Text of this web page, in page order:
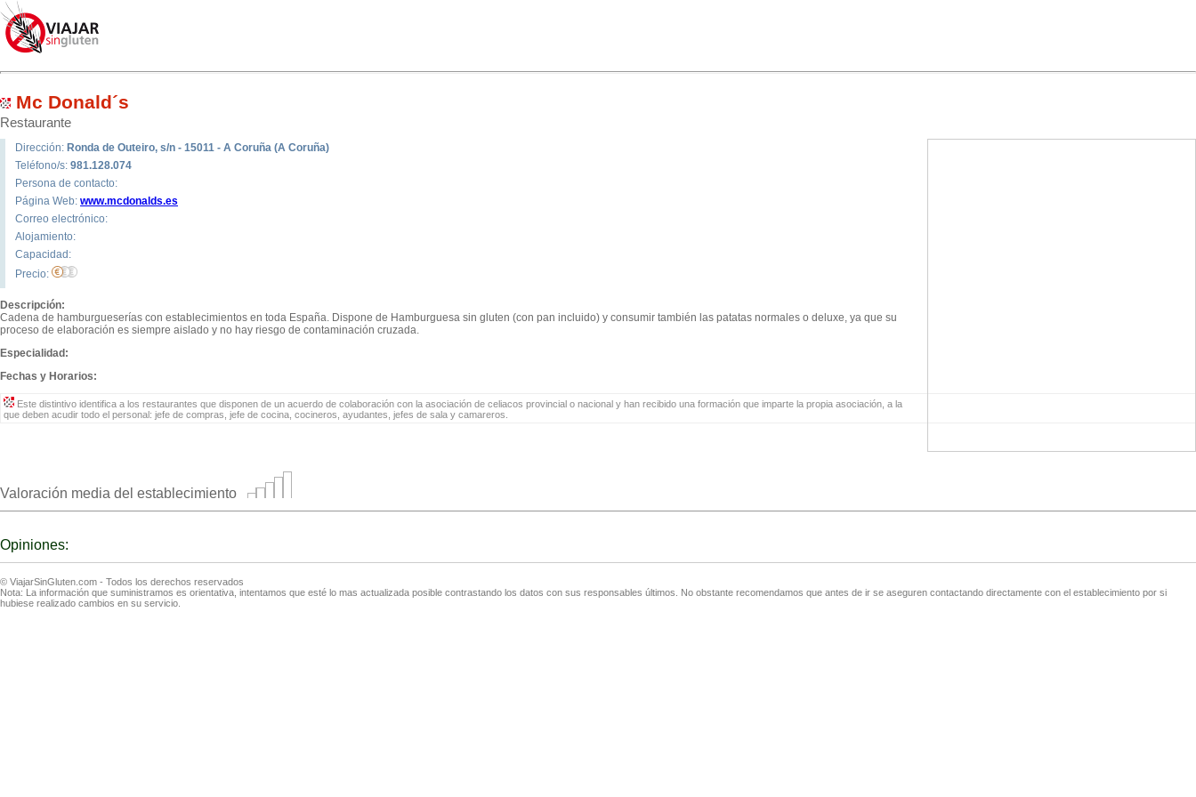
Mc Donald´s
Restaurante
Dirección: Ronda de Outeiro, s/n - 15011 - A Coruña (A Coruña)
Teléfono/s: 981.128.074
Persona de contacto:
Página Web: www.mcdonalds.es
Correo electrónico:
Alojamiento:
Capacidad:
Precio:
Descripción:
Cadena de hamburgueserías con establecimientos en toda España. Dispone de Hamburguesa sin gluten (con pan incluido) y consumir también las patatas normales o deluxe, ya que su
proceso de elaboración es siempre aislado y no hay riesgo de contaminación cruzada.
Especialidad:
Fechas y Horarios:
Este distintivo identifica a los restaurantes que disponen de un acuerdo de colaboración con la asociación de celiacos provincial o nacional y han recibido una formación que imparte la propia asociación, a la
que deben acudir todo el personal: jefe de compras, jefe de cocina, cocineros, ayudantes, jefes de sala y camareros.
Valoración media del establecimiento
Opiniones:
© ViajarSinGluten.com - Todos los derechos reservados
Nota: La información que suministramos es orientativa, intentamos que esté lo mas actualizada posible contrastando los datos con sus responsables últimos. No obstante recomendamos que antes de ir se aseguren contactando directamente con el establecimiento por si
hubiese realizado cambios en su servicio.